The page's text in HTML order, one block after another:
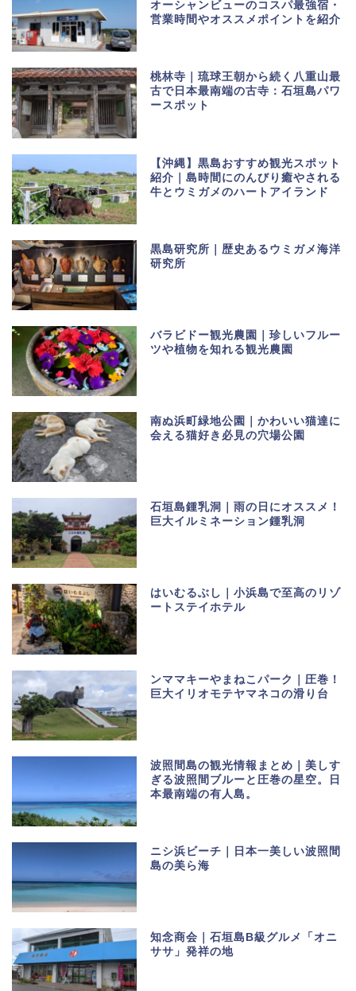
オーシャンビューのコスパ最強宿・
営業時間やオススメポイントを紹介
桃林寺｜琉球王朝から続く八重山最
古で日本最南端の古寺：石垣島パワ
ースポット
【沖縄】黒島おすすめ観光スポット
紹介｜島時間にのんびり癒やされる
牛とウミガメのハートアイランド
黒島研究所｜歴史あるウミガメ海洋
研究所
バラビドー観光農園｜珍しいフルー
ツや植物を知れる観光農園
南ぬ浜町緑地公園｜かわいい猫達に
会える猫好き必見の穴場公園
石垣島鍾乳洞｜雨の日にオススメ！
巨大イルミネーション鍾乳洞
はいむるぶし｜小浜島で至高のリゾ
ートステイホテル
ンママキーやまねこパーク｜圧巻！
巨大イリオモテヤマネコの滑り台
波照間島の観光情報まとめ｜美しす
ぎる波照間ブルーと圧巻の星空。日
本最南端の有人島。
ニシ浜ビーチ｜日本一美しい波照間
島の美ら海
知念商会｜石垣島B級グルメ「オニ
ササ」発祥の地